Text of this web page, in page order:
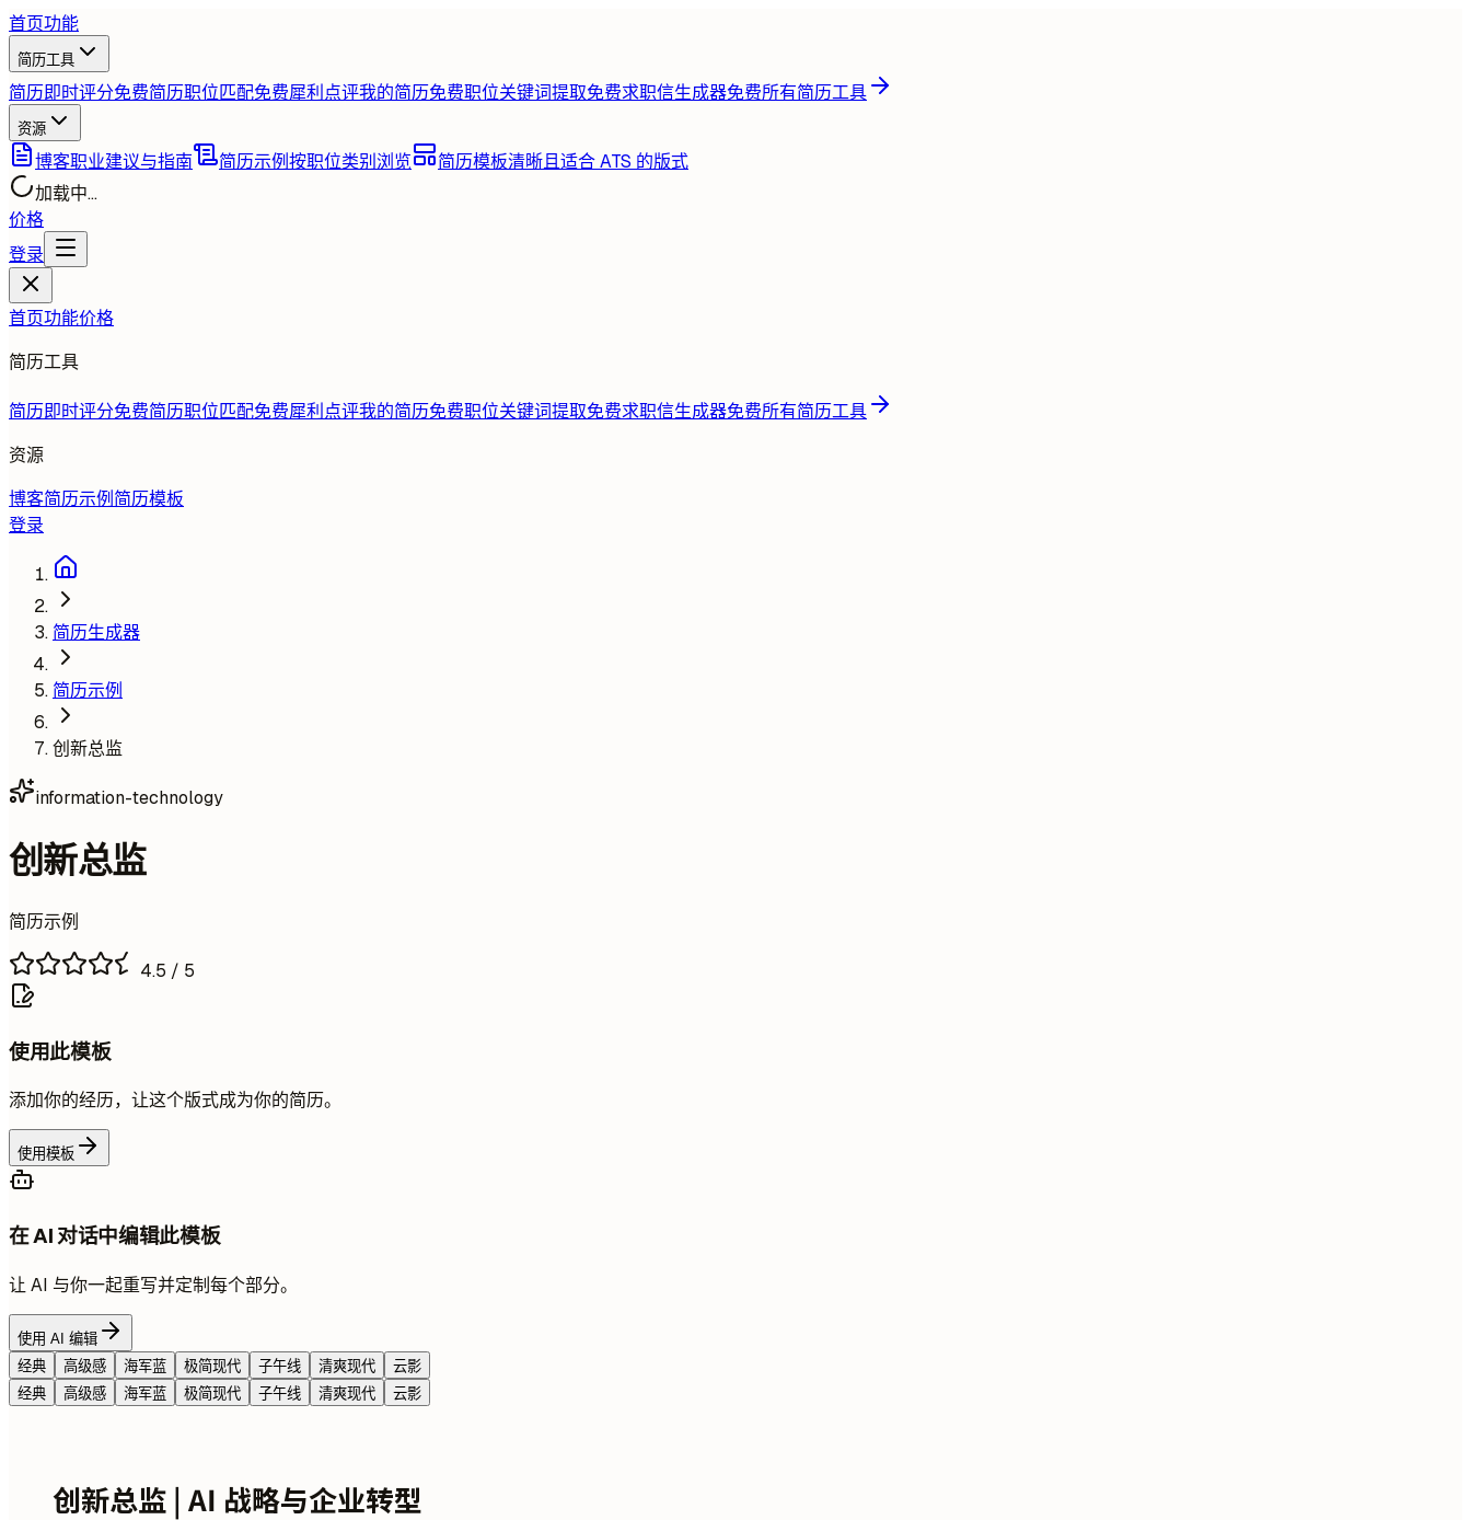
首页功能
简历工具
简历即时评分免费简历职位匹配免费犀利点评我的简历免费职位关键词提取免费求职信生成器免费所有简历工具
资源
博客职业建议与指南 简历示例按职位类别浏览 简历模板清晰且适合 ATS 的版式
加载中...
价格
登录
首页功能价格
简历工具
简历即时评分免费简历职位匹配免费犀利点评我的简历免费职位关键词提取免费求职信生成器免费所有简历工具
资源
博客简历示例 简历模板
登录
简历生成器
简历示例
创新总监
information-technology
创新总监
简历示例
4.5 / 5
使用此模板
添加你的经历，让这个版式成为你的简历。
使用模板
在 AI 对话中编辑此模板
让 AI 与你一起重写并定制每个部分。
使用 AI 编辑
经典
高级感 海军蓝 极简现代 子午线 清爽现代
云影
经典
高级感 海军蓝 极简现代 子午线 清爽现代 云影
创新总监 | AI 战略与企业转型